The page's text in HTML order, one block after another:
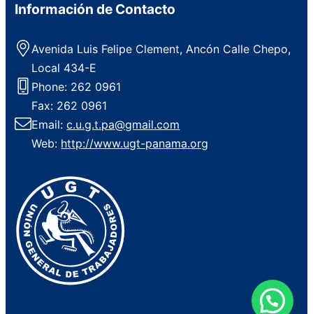
Información de Contacto
Avenida Luis Felipe Clement, Ancón Calle Chepo,
Local 434-E
Phone: 262 0961
Fax: 262 0961
Email:c.u.g.t.pa@gmail.com
Web: http://www.ugt-panama.org